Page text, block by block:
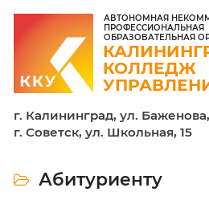
АВТОНОМНАЯ
г. Калининград, ул.